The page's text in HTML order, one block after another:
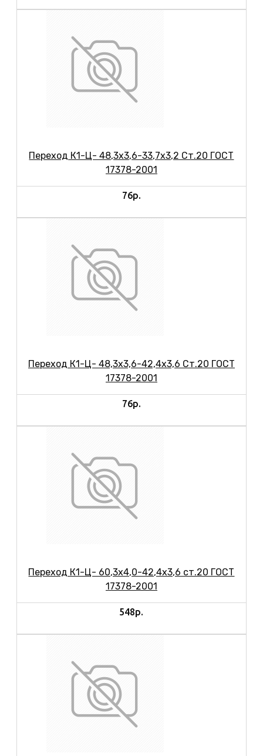
Переход К1-Ц- 48,3х3,6-33,7х3,2 Ст.20 ГОСТ
17378-2001
76р.
Переход К1-Ц- 48,3х3,6-42,4х3,6 Ст.20 ГОСТ
17378-2001
76р.
Переход К1-Ц- 60,3х4,0-42,4х3,6 ст.20 ГОСТ
17378-2001
548р.